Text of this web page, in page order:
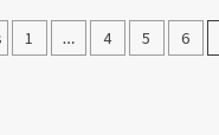
1 … 4 5 6